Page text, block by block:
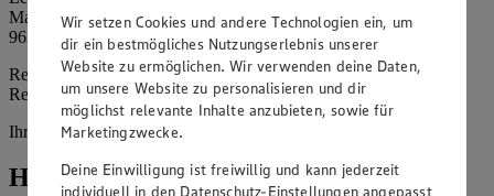
Mainau 8
96215 Lichtenfels
Registergericht: Amtsgericht Coburg
Registernummer: HRB 5409
Ihrerseits vertreten durch: -
Hinweise
Wir setzen Cookies und andere Technologien ein, um
dir ein bestmögliches Nutzungserlebnis unserer
Website zu ermöglichen. Wir verwenden deine Daten,
um unsere Website zu personalisieren und dir
möglichst relevante Inhalte anzubieten, sowie für
Marketingzwecke.
Deine Einwilligung ist freiwillig und kann jederzeit
individuell in den Datenschutz-Einstellungen angepasst